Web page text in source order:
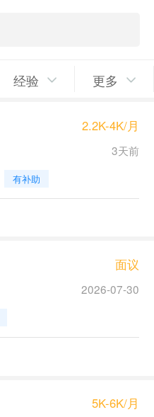
经验 更多
2.2K-4K/月
3天前
有补助
面议
2026-07-30
5K-6K/月